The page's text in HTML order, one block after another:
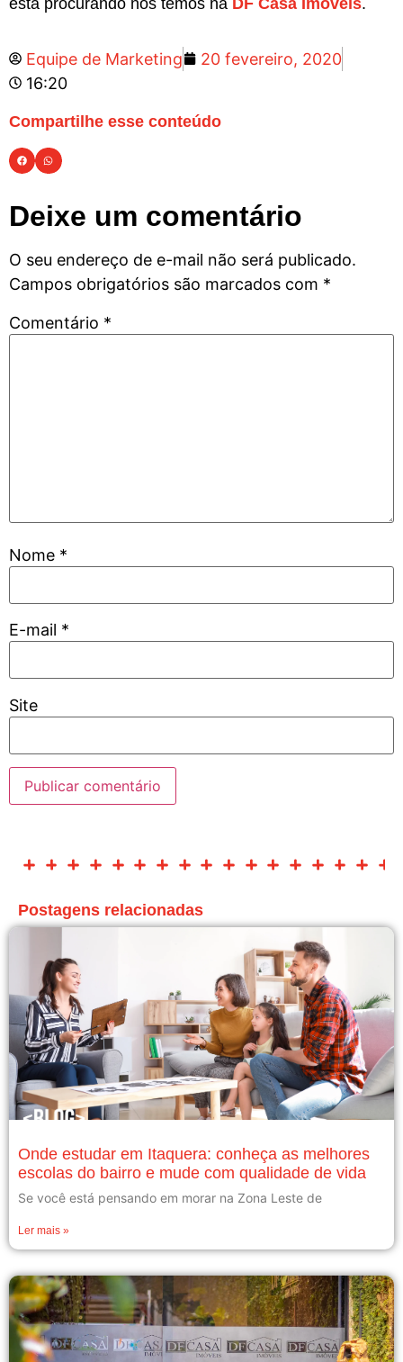
Equipe de Marketing
20 fevereiro, 2020
16:20
Compartilhe esse conteúdo
Deixe um comentário
O seu endereço de e-mail não será publicado.
Campos obrigatórios são marcados com *
Comentário *
Nome *
E-mail *
Site
Postagens relacionadas
Onde estudar em Itaquera: conheça as melhores
escolas do bairro e mude com qualidade de vida
Se você está pensando em morar na Zona Leste de
Ler mais »